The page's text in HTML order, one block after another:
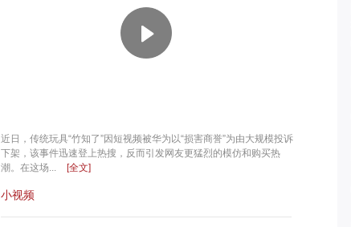
近日，传统玩具“竹知了”因短视频被华为以“损害商誉”为由大规模投诉
下架，该事件迅速登上热搜，反而引发网友更猛烈的模仿和购买热
潮。在这场...
[全文]
小视频